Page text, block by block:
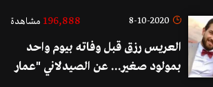
8-10-2020
196,888 مشاهدة
العريس رزق قبل وفاته بيوم واحد
بمولود صغير... عن الصيدلاني "عمار